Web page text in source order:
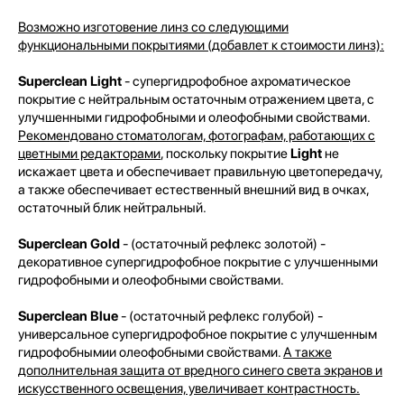
Возможно изготовение линз со следующими
функциональными покрытиями (добавлет к стоимости линз):
Superclean Light- супергидрофобное ахроматическое
покрытие с нейтральным остаточным отражением цвета, с
улучшенными гидрофобными и олеофобными свойствами.
Рекомендовано стоматологам, фотографам, работающих с
цветными редакторами, поскольку покрытиеLightне
искажает цвета и обеспечивает правильную цветопередачу,
а также обеспечивает естественный внешний вид в очках,
остаточный блик нейтральный.
Superclean Gold- (остаточный рефлекс золотой) -
декоративное супергидрофобное покрытие с улучшенными
гидрофобными и олеофобными свойствами.
Superclean Blue- (остаточный рефлекс голубой) -
универсальное супергидрофобное покрытие с улучшенным
гидрофобнымии олеофобными свойствами.А также
дополнительная защита от вредного синего света экранов и
искусственного освещения, увеличивает контрастность.